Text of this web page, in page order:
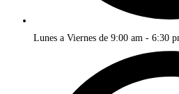
Lunes a Viernes de 9:00 am - 6:30